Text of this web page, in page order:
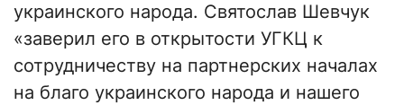
украинского народа. Святослав Шевчук
«заверил его в открытости УГКЦ к
сотрудничеству на партнерских началах
на благо украинского народа и нашего